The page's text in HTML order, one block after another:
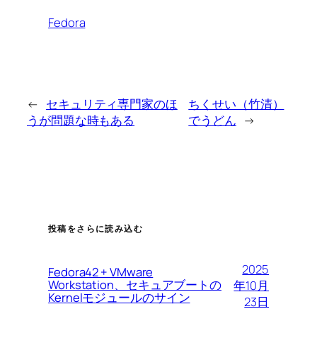
Fedora
← セキュリティ専門家のほ
うが問題な時もある
ちくせい（竹清）
でうどん →
投稿をさらに読み込む
Fedora42 + VMware
Workstation、セキュアブートの
Kernelモジュールのサイン
2025
年10月
23日